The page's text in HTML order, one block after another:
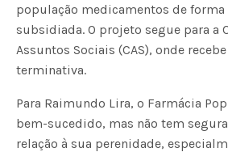
população medicamentos de
subsidiada. O projeto segue para a
Assuntos Sociais (CAS), onde
terminativa.
Para Raimundo Lira, o Farmácia
bem-sucedido, mas não tem
relação à sua perenidade,